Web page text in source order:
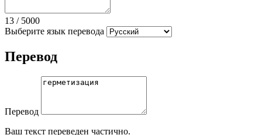
13 / 5000
Выберите язык перевода
Перевод
Перевод
Ваш текст переведен частично.